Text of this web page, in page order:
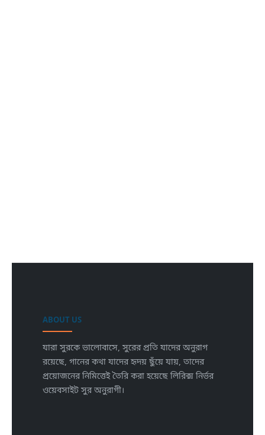
ABOUT US
যারা সুরকে ভালোবাসে, সুরের প্রতি যাদের অনুরাগ
রয়েছে, গানের কথা যাদের হৃদয় ছুঁয়ে যায়, তাদের
প্রয়োজনের নিমিত্তেই তৈরি করা হয়েছে লিরিক্স নির্ভর
ওয়েবসাইট সুর অনুরাগী।